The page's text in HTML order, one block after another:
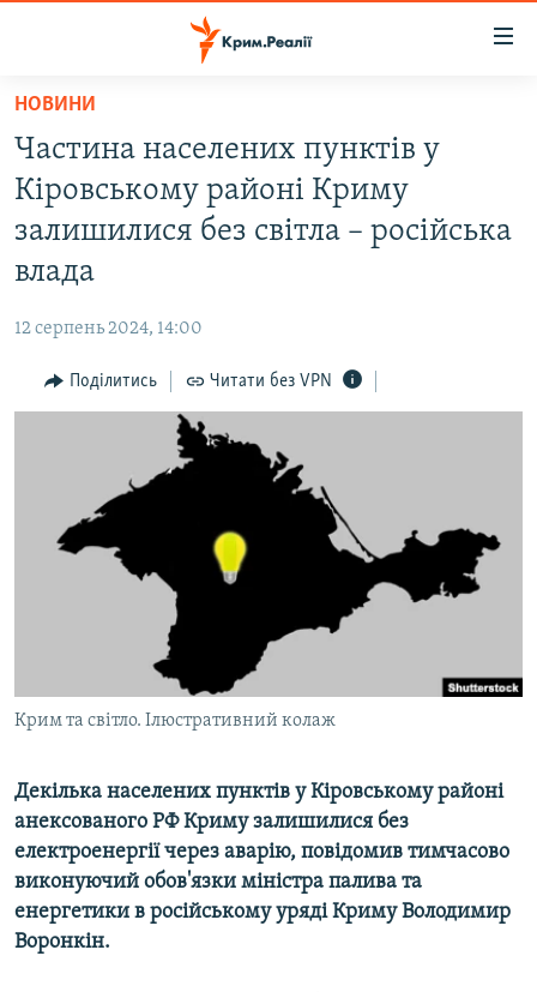
Перейти
основного
матеріалу
Перейти
до
основної
Перейти
пошуку
ВІДЕО ТА ФОТО
ПОГЛЯД
ІНТЕРВ'Ю
СПЕЦПРОЕКТИ
ДЕПОРТАЦІЯ
ВІДЕОУРОКИ «ELIFBE»
СВІДЧЕННЯ ОКУПАЦІЇ
УКРАЇНСЬКА ПРОБЛЕМА КРИМУ
ЯК ОБІЙТИ БЛОКУВАННЯ
Усі сайти RFE/RL
НОВИНИ
Частина населених пунктів у
Кіровському районі Криму
залишилися без світла – російська
влада
12 серпень 2024, 14:00
Поділитись Читати без VPN
Крим та світло. Ілюстративний колаж
Декілька населених пунктів у Кіровському районі
анексованого РФ Криму залишилися без
електроенергії через аварію, повідомив тимчасово
виконуючий обов'язки міністра палива та
енергетики в російському уряді Криму Володимир
Воронкін.